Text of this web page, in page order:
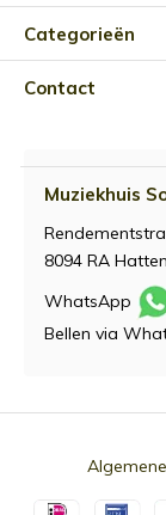
Categorieën
Contact
Muziekhuis
8094 RA
WhatsApp
Bellen via